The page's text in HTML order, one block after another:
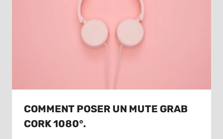
COMMENT POSER UN MUTE GRAB
CORK 1080°.